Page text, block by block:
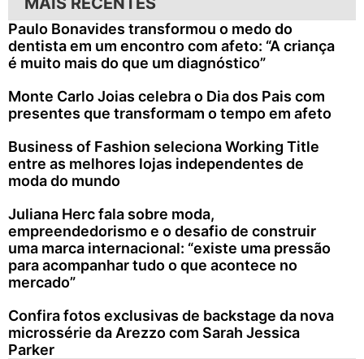
Paulo Bonavides transformou o medo do
dentista em um encontro com afeto: “A criança
é muito mais do que um diagnóstico”
Monte Carlo Joias celebra o Dia dos Pais com
presentes que transformam o tempo em afeto
Business of Fashion seleciona Working Title
entre as melhores lojas independentes de
moda do mundo
Juliana Herc fala sobre moda,
empreendedorismo e o desafio de construir
uma marca internacional: “existe uma pressão
para acompanhar tudo o que acontece no
mercado”
Confira fotos exclusivas de backstage da nova
microssérie da Arezzo com Sarah Jessica
Parker